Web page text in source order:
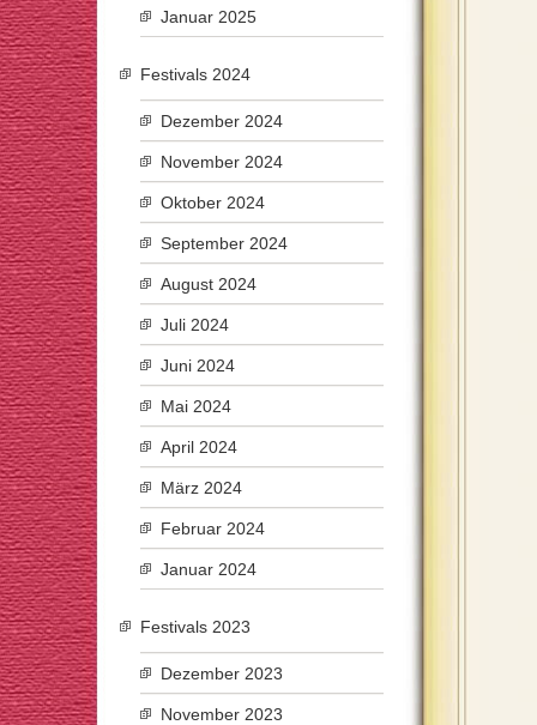
Januar 2025
Festivals 2024
Dezember 2024
November 2024
Oktober 2024
September 2024
August 2024
Juli 2024
Juni 2024
Mai 2024
April 2024
März 2024
Februar 2024
Januar 2024
Festivals 2023
Dezember 2023
November 2023